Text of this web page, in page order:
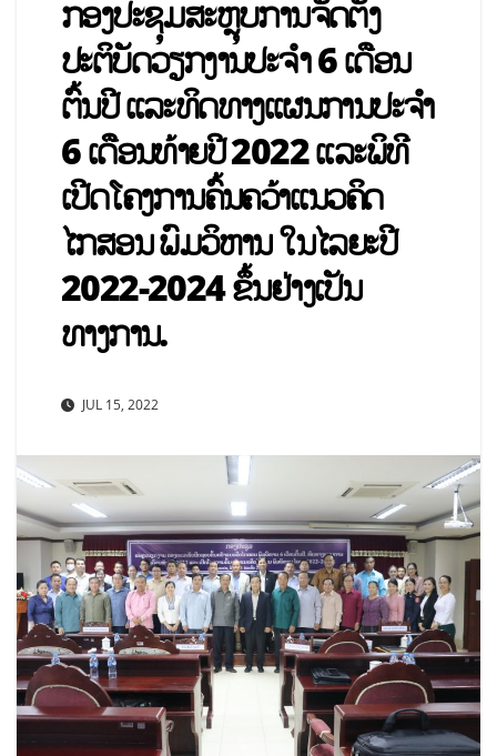
ກອງປະຊຸມສະຫຼຸບການຈັດຕັ້ງ
ປະຕິບັດວຽກງານປະຈຳ 6 ເດືອນ
ຕົ້ນປີ ແລະທິດທາງແຜນການປະຈໍາ
6 ເດືອນທ້າຍປີ 2022 ແລະພິທີ
ເປີດໂຄງການຄົ້ນຄວ້າແນວຄິດ
ໄກສອນ ພົມວິຫານ ໃນໄລຍະປີ
2022-2024 ຂຶ້ນຢ່າງເປັນ
ທາງການ.
JUL 15, 2022